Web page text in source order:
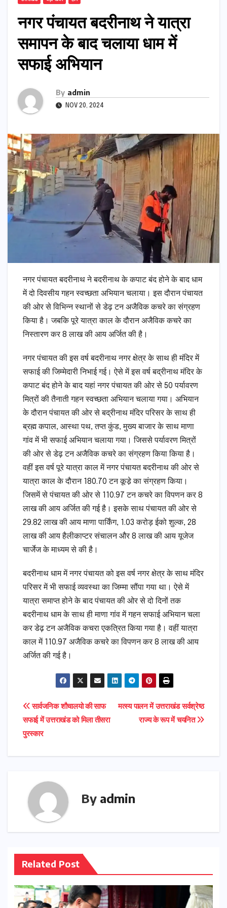
नगर पंचायत बदरीनाथ ने यात्रा
समापन के बाद चलाया धाम में
सफाई अभियान
By admin
NOV 20, 2024
नगर पंचायत बदरीनाथ ने बदरीनाथ के कपाट बंद होने के बाद धाम
में दो दिवसीय गहन स्वच्छता अभियान चलाया। इस दौरान पंचायत
की ओर से विभिन्न स्थानों से डेढ़ टन अजैविक कचरे का संग्रहण
किया है। जबकि पूरे यात्रा काल के दौरान अजैविक कचरे का
निस्तारण कर 8 लाख की आय अर्जित की है।
नगर पंचायत की इस वर्ष बदरीनाथ नगर क्षेत्र के साथ ही मंदिर में
सफाई की जिम्मेदारी निभाई गई। ऐसे में इस वर्ष बद्रीनाथ मंदिर के
कपाट बंद होने के बाद यहां नगर पंचायत की ओर से 50 पर्यावरण
मित्रों की तैनाती गहन स्वच्छता अभियान चलाया गया। अभियान
के दौरान पंचायत की ओर से बद्रीनाथ मंदिर परिसर के साथ ही
ब्रह्म कपाल, आस्था पथ, तप्त कुंड, मुख्य बाजार के साथ माणा
गांव में भी सफाई अभियान चलाया गया। जिससे पर्यावरण मित्रों
की ओर से डेढ़ टन अजैविक कचरे का संग्रहण किया किया है।
वहीं इस वर्ष पूरे यात्रा काल में नगर पंचायत बदरीनाथ की ओर से
यात्रा काल के दौरान 180.70 टन कूडे़ का संग्रहण किया।
जिसमें से पंचायत की ओर से 110.97 टन कचरे का विपणन कर 8
लाख की आय अर्जित की गई है। इसके साथ पंचायत की ओर से
29.82 लाख की आय माणा पार्किंग, 1.03 करोड़ ईको शुल्क, 28
लाख की आय हैलीकाप्टर संचालन और 8 लाख की आय यूजेज
चार्जेज के माध्यम से की है।
बदरीनाथ धाम में नगर पंचायत को इस वर्ष नगर क्षेत्र के साथ मंदिर
परिसर में भी सफाई व्यवस्था का जिम्मा सौंपा गया था। ऐसे में
यात्रा समाप्त होने के बाद पंचायत की ओर से दो दिनों तक
बदरीनाथ धाम के साथ ही माणा गांव में गहन सफाई अभियान चला
कर डेढ़ टन अजैविक कचरा एकत्रित किया गया है। वहीं यात्रा
काल में 110.97 अजैविक कचरे का विपणन कर 8 लाख की आय
अर्जित की गई है।
Post
navigation
मत्स्य पालन में उत्तराखंड सर्वश्रेष्ठ
राज्य के रूप में चयनित
सार्वजनिक शौचालयो की साफ
सफाई में उत्तराखंड को मिला तीसरा
पुरस्कार
By admin
Related Post